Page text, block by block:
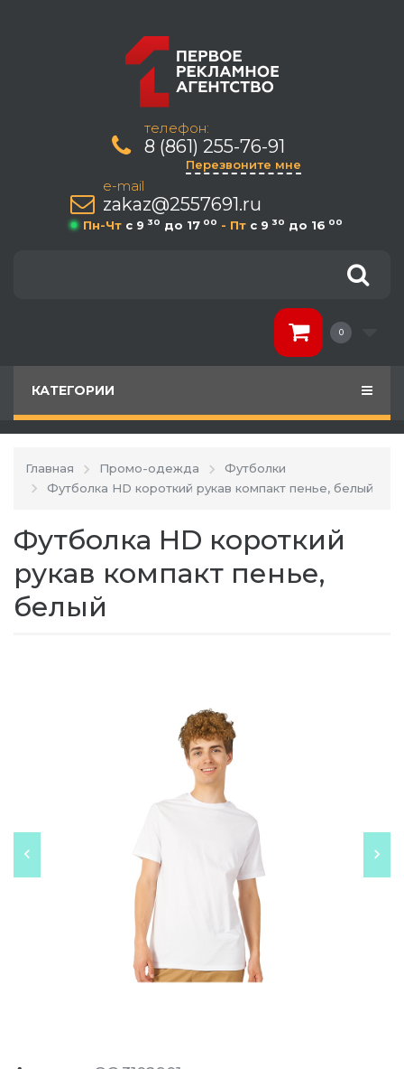
телефон:
8 (861) 255-76-91
Перезвоните мне
e-mail
zakaz@2557691.ru
Пн-Чт c 9 30 до 17 00 - Пт c 9 30 до 16 00
0
КАТЕГОРИИ
Главная Промо-одежда
Футболки
Футболка HD короткий рукав компакт пенье, белый
Футболка HD короткий
рукав компакт пенье,
белый